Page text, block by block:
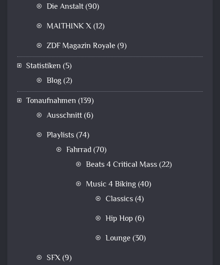
Die Anstalt(90)
MAITHINK X(12)
ZDF Magazin Royale (9)
Statistiken (5)
Blog(2)
Tonaufnahmen (139)
Ausschnitt(6)
Playlists(74)
Fahrrad(70)
Beats 4 Critical Mass(22)
Music 4 Biking(40)
Classics(4)
Hip Hop (6)
Lounge (30)
SFX(9)